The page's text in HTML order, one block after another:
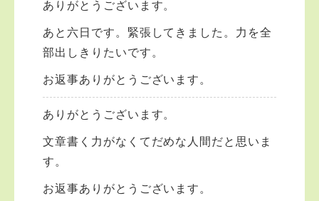
ありがとうございます。
あと六日です。緊張してきました。力を全
部出しきりたいです。
お返事ありがとうございます。
ありがとうございます。
文章書く力がなくてだめな人間だと思いま
す。
お返事ありがとうございます。